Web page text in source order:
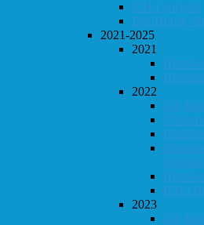
KM Lynsjakk
Lyn/Hurtig
2021-2025
2021
Høst-
2022
Vår-
Høst-
KM i
2023
Vår-